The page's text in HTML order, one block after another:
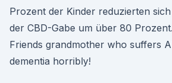
Prozent der Kinder reduzierten
der CBD-Gabe um über 80
Friends grandmother who suffers
dementia horribly!